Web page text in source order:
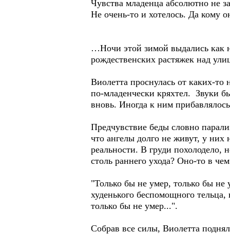
Чувства младенца абсолютно не
Не очень-то и хотелось. Да кому
…Ночи этой зимой выдались как
рождественских растяжек над
Виолетта проснулась от каких-
по-младенчески кряхтел. Звуки
вновь. Иногда к ним
Предчувствие беды словно
что ангелы долго не живут, у них
реальности. В груди похолодело,
столь раннего ухода? Оно-то в
"Только бы не умер, только бы не
худенького беспомощного
только бы не умер...".
Собрав все силы, Виолетта